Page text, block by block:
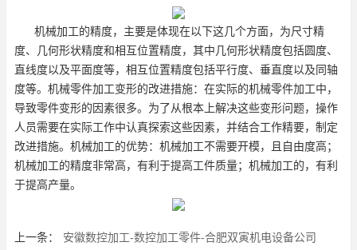
机械加工的精度，主要是体现在以下这几个方面，为尺寸精
度、几何形状精度和相互位置精度，其中几何形状精度包括圆度、
直线度以及平面度等，相互位置精度包括平行度、垂直度以及同轴
度等。机械零件加工变形的改进措施：在实际的机械零件加工中，
导致零件变形的因素很多。为了从根本上解决这些变形问题，操作
人员需要在实际工作中认真探索这些因素，并结合工作精要，制定
改进措施。机械加工的优势：机械加工不需要开模，且自由度高；
机械加工的精度非常高，有利于提高工件质量；机械加工的，有利
于提高产量。
上一条：
安徽数控加工-数控加工零件-合肥双寅机电设备公司